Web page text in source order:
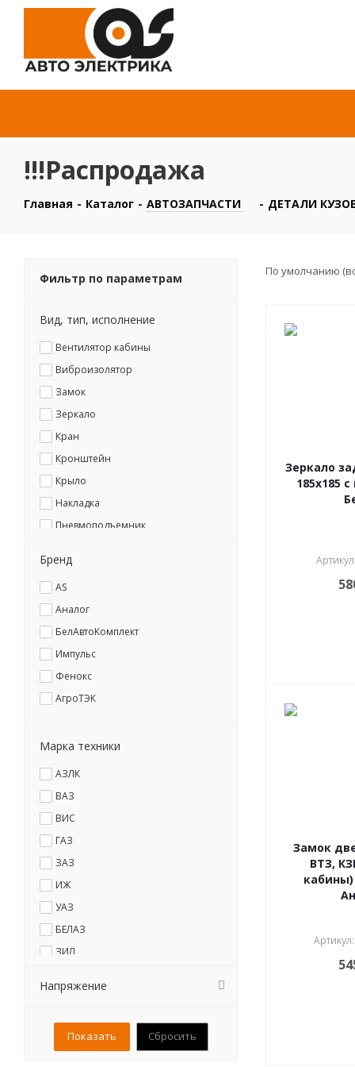
!!!Распродажа
Главная - Каталог - АВТОЗАПЧАСТИ - ДЕТАЛИ
По умолчанию
Зеркало
185х185
Замок
ВТЗ,
Фильтр по параметрам
Вид, тип, исполнение
Вентилятор кабины
Виброизолятор
Замок
Зеркало
Кран
Кронштейн
Крыло
Накладка
Пневмоподъемник
Решетка
Ручка
Сиденье
Чехол
Бренд
AS
Аналог
БелАвтоКомплект
Импульс
Фенокс
АгроТЭК
Марка техники
АЗЛК
ВАЗ
ВИС
ГАЗ
ЗАЗ
ИЖ
УАЗ
БЕЛАЗ
ЗИЛ
КамАЗ
МАЗ
Напряжение
Сбросить